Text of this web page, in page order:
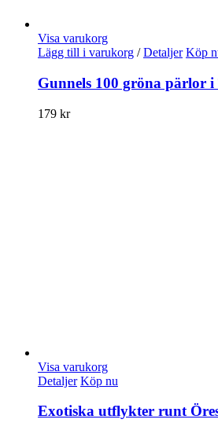
Visa varukorg
Lägg till i varukorg / Detaljer Köp
Gunnels 100 gröna pärlor
179 kr
Visa varukorg
Detaljer Köp nu
Exotiska utflykter runt